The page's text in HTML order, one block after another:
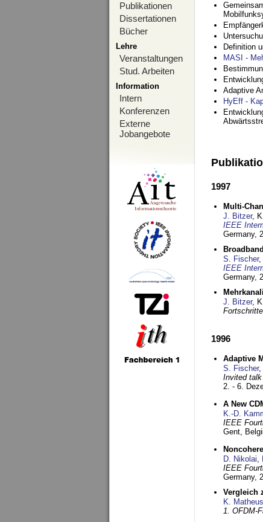
Publikationen
Dissertationen
Bücher
Lehre
Veranstaltungen
Stud. Arbeiten
Information
Intern
Konferenzen
Externe
Jobangebote
Definition
MASI -
Adaptive
HyEff -
1997
Multi-
J. Bitzer,
IEEE
Germany,
S. Fischer,
IEEE
Germany,
J. Bitzer,
1996
Adaptive
S. Fischer,
Invited
2. - 6.
A New
K.-D.
IEEE
Gent,
D. Nikolai,
IEEE
Germany,
Vergleich
K. Matheus
1. OFDM-